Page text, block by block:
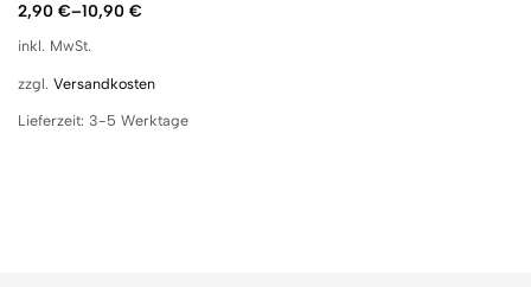
2,90 €–10,90 €
inkl. MwSt.
zzgl. Versandkosten
Lieferzeit: 3-5 Werktage